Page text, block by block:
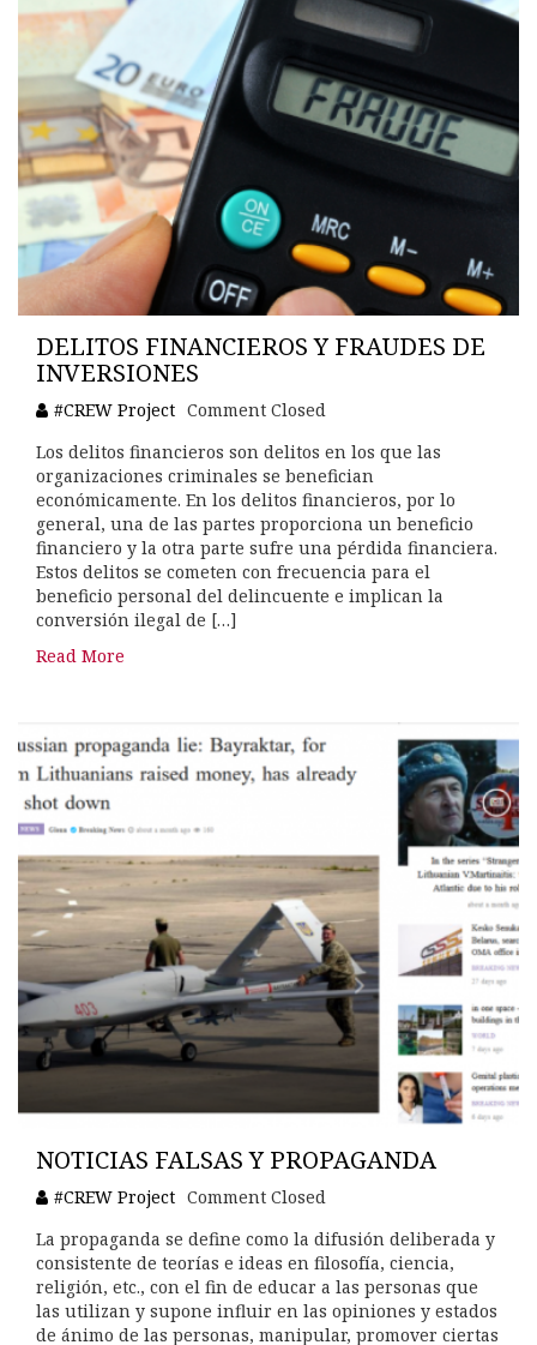
DELITOS FINANCIEROS Y FRAUDES DE
INVERSIONES
#CREW Project Comment Closed
Los delitos financieros son delitos en los que las
organizaciones criminales se benefician
económicamente. En los delitos financieros, por lo
general, una de las partes proporciona un beneficio
financiero y la otra parte sufre una pérdida financiera.
Estos delitos se cometen con frecuencia para el
beneficio personal del delincuente e implican la
conversión ilegal de […]
Read More
NOTICIAS FALSAS Y PROPAGANDA
#CREW Project Comment Closed
La propaganda se define como la difusión deliberada y
consistente de teorías e ideas en filosofía, ciencia,
religión, etc., con el fin de educar a las personas que
las utilizan y supone influir en las opiniones y estados
de ánimo de las personas, manipular, promover ciertas